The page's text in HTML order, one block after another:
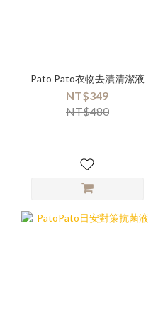
Pato Pato衣物去漬清潔液
NT$349
NT$480